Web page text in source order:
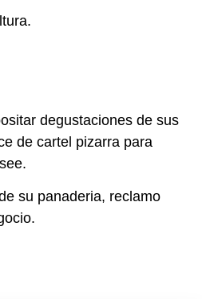
degustaciones de sus
de cartel pizarra para
su panaderia, reclamo